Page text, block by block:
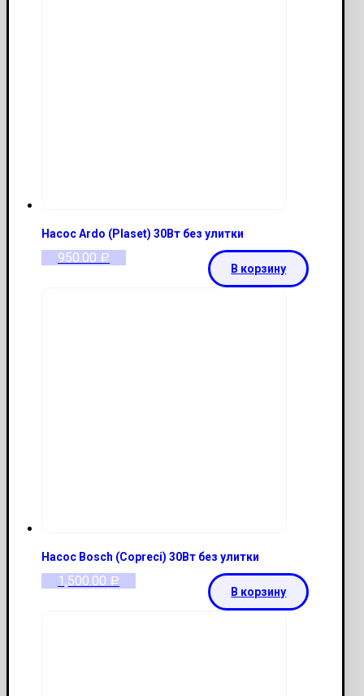
Насос Ardo (Plaset) 30Вт без улитки
950.00 Р
В корзину
Насос Bosch (Copreci) 30Вт без улитки
1,500.00 Р
В корзину